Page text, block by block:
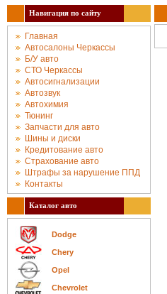
Навигация по сайту
Главная
Автосалоны Черкассы
Б/У авто
СТО Черкассы
Автосигнализации
Автозвук
Автохимия
Тюнинг
Запчасти для авто
Шины и диски
Кредитование авто
Страхование авто
Штрафы за нарушение ППД
Контакты
Каталог авто
Dodge
Chery
Opel
Chevrolet